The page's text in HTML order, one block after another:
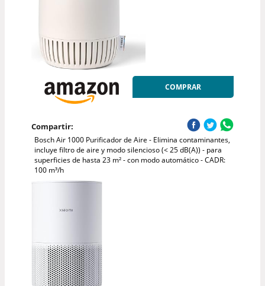
COMPRAR
Compartir:
Bosch Air 1000 Purificador de Aire - Elimina contaminantes,
incluye filtro de aire y modo silencioso (< 25 dB(A)) - para
superficies de hasta 23 m² - con modo automático - CADR:
100 m³/h